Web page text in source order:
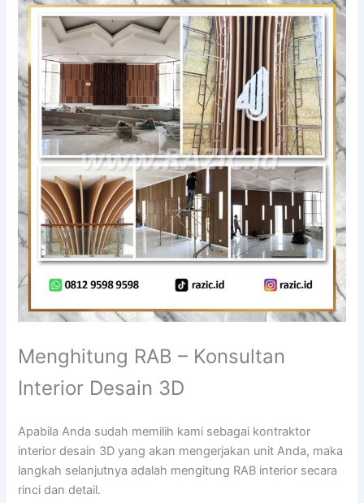
Menghitung RAB – Konsultan
Interior Desain 3D
Apabila Anda sudah memilih kami sebagai kontraktor
interior desain 3D yang akan mengerjakan unit Anda, maka
langkah selanjutnya adalah mengitung RAB interior secara
rinci dan detail.